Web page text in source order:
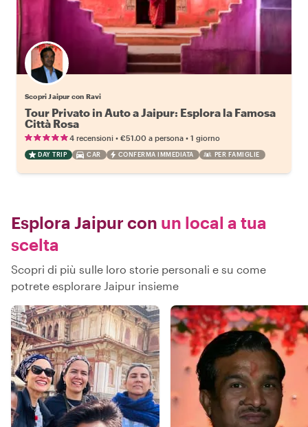
Scopri Jaipur con Ravi
Tour Privato in Auto a Jaipur: Esplora la Famosa
Città Rosa
4 recensioni • €51.00 a persona • 1 giorno
DAY TRIP CAR CONFERMA IMMEDIATA PER FAMIGLIE
Esplora Jaipur con un local a tua
scelta
Scopri di più sulle loro storie personali e su come
potrete esplorare Jaipur insieme